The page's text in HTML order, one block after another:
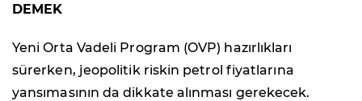
DEMEK
Yeni Orta Vadeli Program (OVP) hazırlıkları
sürerken, jeopolitik riskin petrol fiyatlarına
yansımasının da dikkate alınması gerekecek.